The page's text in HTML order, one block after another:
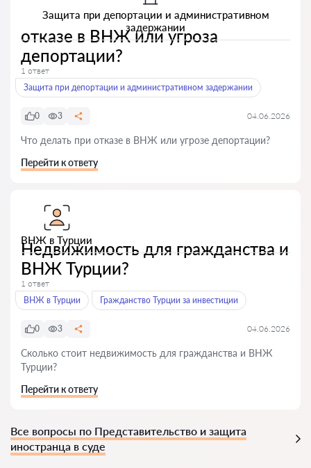
Защита при депортации и административном
задержании
отказе в ВНЖ или угроза
депортации?
1 ответ
Защита при депортации и административном задержании
0 3 04.06.2026
Что делать при отказе в ВНЖ или угрозе депортации?
Перейти к ответу
ВНЖ в Турции
Недвижимость для гражданства и
ВНЖ Турции?
1 ответ
ВНЖ в Турции
Гражданство Турции за инвестиции
0 3 04.06.2026
Сколько стоит недвижимость для гражданства и ВНЖ
Турции?
Перейти к ответу
Все вопросы по Представительство и защита
иностранца в суде